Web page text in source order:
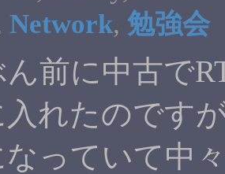
Network, 勉強会
前に中古で
入れたのです
っていて中